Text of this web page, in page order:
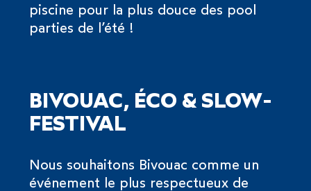
piscine pour la plus douce des pool
parties de l’été !
BIVOUAC, ÉCO & SLOW-
FESTIVAL
Nous souhaitons Bivouac comme un
événement le plus respectueux de